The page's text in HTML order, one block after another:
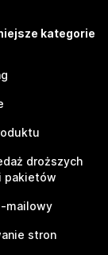
kategorie
droższych
pakietów
mailowy
stron